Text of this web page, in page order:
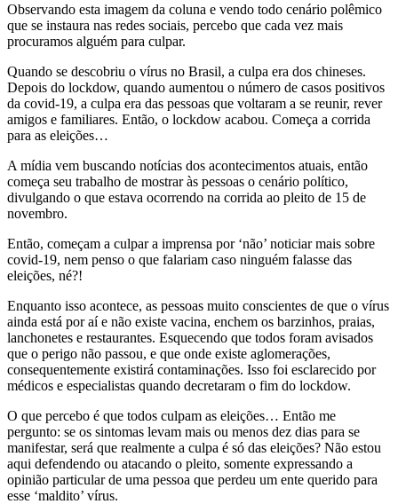
Observando esta imagem da coluna e vendo todo cenário polêmico
que se instaura nas redes sociais, percebo que cada vez mais
procuramos alguém para culpar.
Quando se descobriu o vírus no Brasil, a culpa era dos chineses.
Depois do lockdow, quando aumentou o número de casos positivos
da covid-19, a culpa era das pessoas que voltaram a se reunir, rever
amigos e familiares. Então, o lockdow acabou. Começa a corrida
para as eleições…
A mídia vem buscando notícias dos acontecimentos atuais, então
começa seu trabalho de mostrar às pessoas o cenário político,
divulgando o que estava ocorrendo na corrida ao pleito de 15 de
novembro.
Então, começam a culpar a imprensa por ‘não’ noticiar mais sobre
covid-19, nem penso o que falariam caso ninguém falasse das
eleições, né?!
Enquanto isso acontece, as pessoas muito conscientes de que o vírus
ainda está por aí e não existe vacina, enchem os barzinhos, praias,
lanchonetes e restaurantes. Esquecendo que todos foram avisados
que o perigo não passou, e que onde existe aglomerações,
consequentemente existirá contaminações. Isso foi esclarecido por
médicos e especialistas quando decretaram o fim do lockdow.
O que percebo é que todos culpam as eleições… Então me
pergunto: se os sintomas levam mais ou menos dez dias para se
manifestar, será que realmente a culpa é só das eleições? Não estou
aqui defendendo ou atacando o pleito, somente expressando a
opinião particular de uma pessoa que perdeu um ente querido para
esse ‘maldito’ vírus.